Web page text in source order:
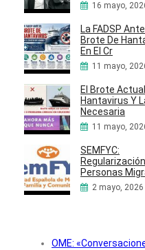
16 mayo,
La FADSP Ante
Brote De
En El Cr
11 mayo,
El Brote
Hantavirus Y
Necesaria
11 mayo,
SEMFYC:
Personas
2 mayo, 2026
OME: